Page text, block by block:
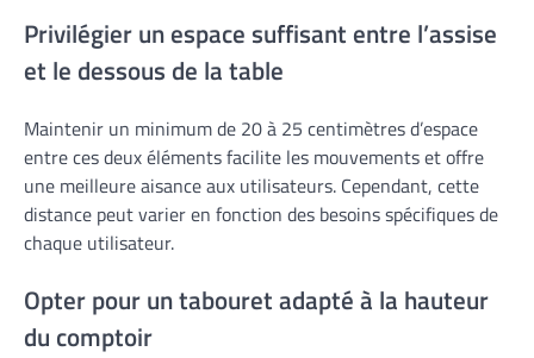
Privilégier un espace suffisant entre l’assise
et le dessous de la table
Maintenir un minimum de 20 à 25 centimètres d’espace
entre ces deux éléments facilite les mouvements et offre
une meilleure aisance aux utilisateurs. Cependant, cette
distance peut varier en fonction des besoins spécifiques de
chaque utilisateur.
Opter pour un tabouret adapté à la hauteur
du comptoir